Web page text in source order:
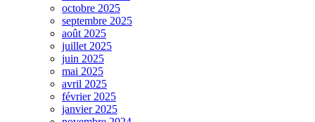
octobre 2025
septembre 2025
août 2025
juillet 2025
juin 2025
mai 2025
avril 2025
février 2025
janvier 2025